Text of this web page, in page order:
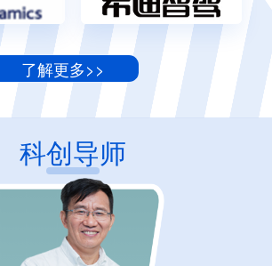
了解更多>>
科创导师